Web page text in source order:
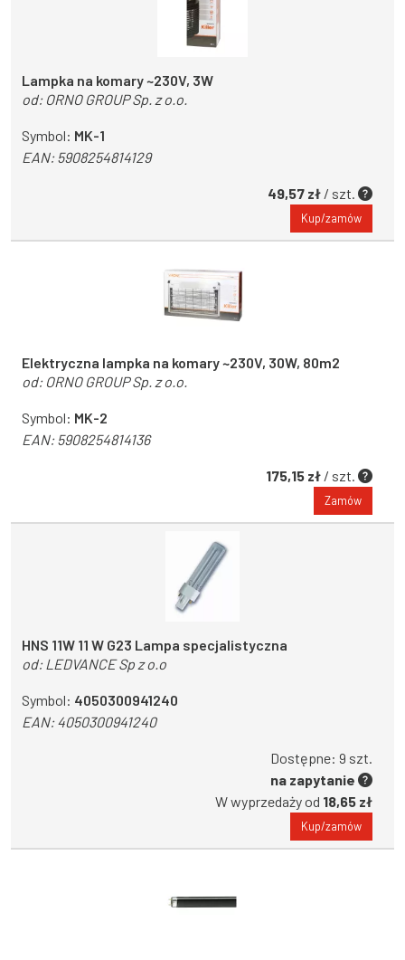
Lampka na komary ~230V, 3W
od: ORNO GROUP Sp. z o.o.
Symbol: MK-1
EAN:5908254814129
49,57 zł / szt.
Kup/zamów
Elektryczna lampka na komary ~230V, 30W, 80m2
od: ORNO GROUP Sp. z o.o.
Symbol: MK-2
EAN:5908254814136
175,15 zł / szt.
Zamów
HNS 11W 11 W G23 Lampa specjalistyczna
od: LEDVANCE Sp z o.o
Symbol: 4050300941240
EAN:4050300941240
Dostępne: 9 szt.
na zapytanie
W wyprzedaży od 18,65 zł
Kup/zamów